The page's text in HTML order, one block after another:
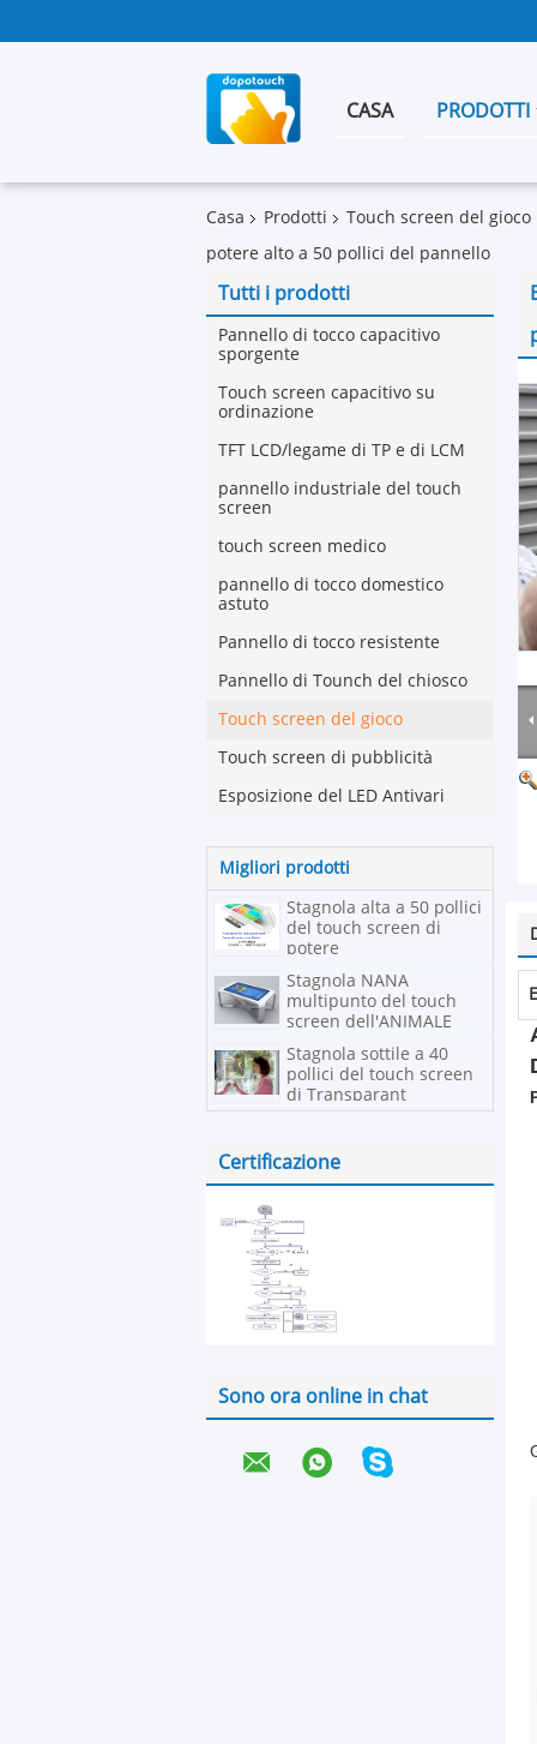
CASA PRODOTTI
Casa Prodotti
Touch screen del gioco
potere alto a 50 pollici del pannello
Tutti i prodotti
Pannello di tocco capacitivo
sporgente
Touch screen capacitivo su
ordinazione
TFT LCD/legame di TP e di LCM
pannello industriale del touch
screen
touch screen medico
pannello di tocco domestico
astuto
Pannello di tocco resistente
Pannello di Tounch del chiosco
Touch screen del gioco
Touch screen di pubblicità
Esposizione del LED Antivari
Migliori prodotti
Stagnola alta a 50 pollici
del touch screen di
potere
Stagnola NANA
multipunto del touch
screen dell'ANIMALE
DOMESTICO
Stagnola sottile a 40
pollici del touch screen
di Transparant
Certificazione
Sono ora online in chat